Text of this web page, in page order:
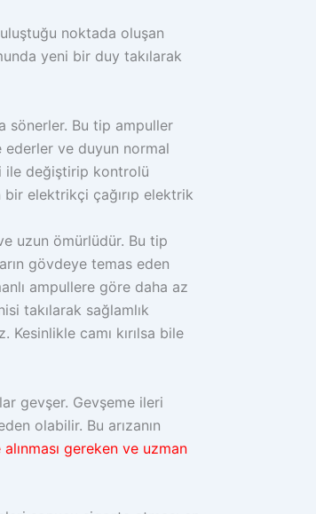
noktada oluşan
yeni bir duy takılarak
sönerler. Bu tip ampuller
ederler ve duyun normal
ile değiştirip kontrolü
elektrikçi çağırıp elektrik
uzun ömürlüdür. Bu tip
gövdeye temas eden
ampullere göre daha az
takılarak sağlamlık
Kesinlikle camı kırılsa bile
gevşer. Gevşeme ileri
olabilir. Bu arızanın
gereken ve uzman